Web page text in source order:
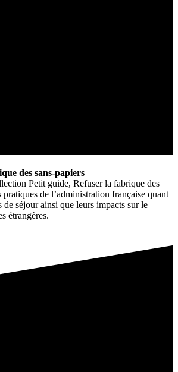
des sans-papiers
Petit guide, Refuser la fabrique des
pratiques de l’administration française quant
de séjour ainsi que leurs impacts sur le
étrangères.